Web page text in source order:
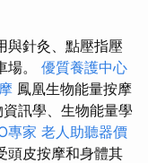
與針灸、點壓指壓
場。 優質養護中心
鳳凰生物能量按摩
訊學、生物能量學
專家 老人助聽器價
頭皮按摩和身體其